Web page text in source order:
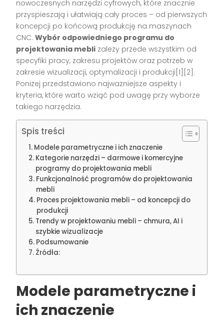
nowoczesnych narzędzi cyfrowych, które znacznie
przyspieszają i ułatwiają cały proces – od pierwszych
koncepcji po końcową produkcję na maszynach
CNC.Wybór odpowiedniego programu do
projektowania mebli zależy przede wszystkim od
specyfiki pracy, zakresu projektów oraz potrzeb w
zakresie wizualizacji, optymalizacji i produkcji[1][2].
Poniżej przedstawiono najważniejsze aspekty i
kryteria, które warto wziąć pod uwagę przy wyborze
takiego narzędzia.
Spis treści
Modele parametryczne i ich znaczenie
Kategorie narzędzi – darmowe i komercyjne
programy do projektowania mebli
Funkcjonalność programów do projektowania
mebli
Proces projektowania mebli – od koncepcji do
produkcji
Trendy w projektowaniu mebli – chmura, AI i
szybkie wizualizacje
Podsumowanie
Źródła:
Modele parametryczne i
ich znaczenie